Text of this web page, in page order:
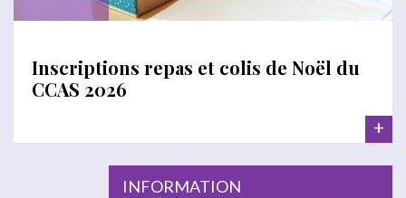
Inscriptions repas et colis de Noël du
CCAS 2026
+
INFORMATION